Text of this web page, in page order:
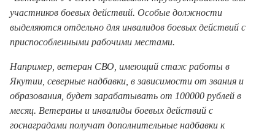
участников боевых действий. Особые должности
выделяются отдельно для инвалидов боевых действий с
приспособленными рабочими местами.
Например, ветеран СВО, имеющий стаж работы в
Якутии, северные надбавки, в зависимости от звания и
образования, будет зарабатывать от 100000 рублей в
месяц. Ветераны и инвалиды боевых действий с
госнаградами получат дополнительные надбавки к